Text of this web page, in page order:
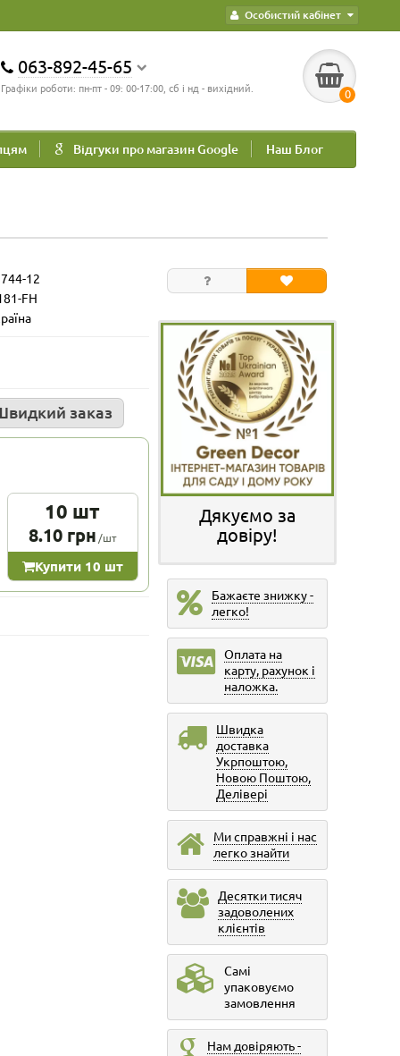
Особистий кабінет
063-892-45-65
Графіки роботи: пн-пт - 09: 00-17:00, сб і нд - вихідний. 0
Відгуки про магазин Google Наш Блог
12
FH
заказ
10 шт
8.10 грн /шт
Купити 10 шт
Дякуємо за
довіру!
Бажаєте знижку -
легко!
Оплата на
карту, рахунок і
наложка.
Швидка
доставка
Укрпоштою,
Новою Поштою,
Делівері
Ми справжні і нас
легко знайти
Десятки тисяч
задоволених
клієнтів
Самі
упаковуємо
замовлення
Нам довіряють -